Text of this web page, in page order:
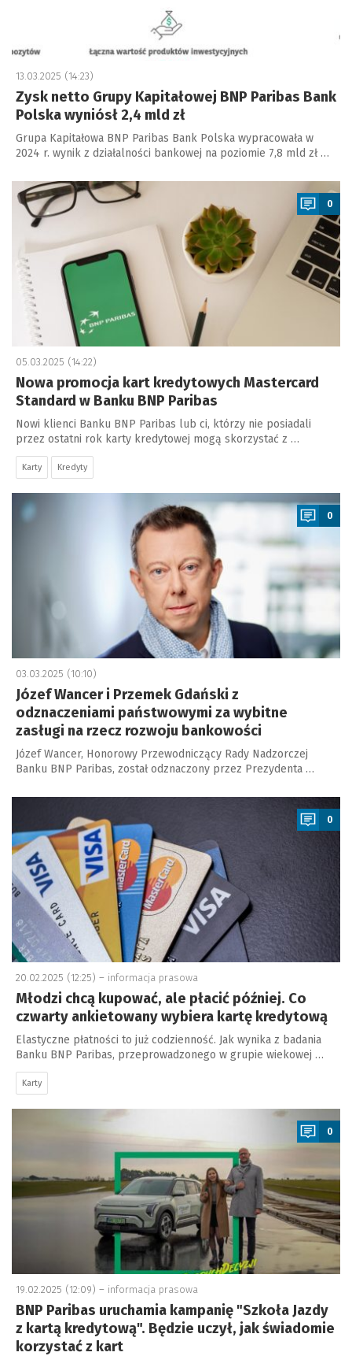
13.03.2025 (14:23)
Zysk netto Grupy Kapitałowej BNP Paribas Bank
Polska wyniósł 2,4 mld zł
Grupa Kapitałowa BNP Paribas Bank Polska wypracowała w
2024 r. wynik z działalności bankowej na poziomie 7,8 mld zł …
a
0
05.03.2025 (14:22)
Nowa promocja kart kredytowych Mastercard
Standard w Banku BNP Paribas
Nowi klienci Banku BNP Paribas lub ci, którzy nie posiadali
przez ostatni rok karty kredytowej mogą skorzystać z …
Karty Kredyty
a
0
03.03.2025 (10:10)
Józef Wancer i Przemek Gdański z
odznaczeniami państwowymi za wybitne
zasługi na rzecz rozwoju bankowości
Józef Wancer, Honorowy Przewodniczący Rady Nadzorczej
Banku BNP Paribas, został odznaczony przez Prezydenta …
a
0
20.02.2025 (12:25) – informacja prasowa
Młodzi chcą kupować, ale płacić później. Co
czwarty ankietowany wybiera kartę kredytową
Elastyczne płatności to już codzienność. Jak wynika z badania
Banku BNP Paribas, przeprowadzonego w grupie wiekowej …
Karty
a
0
19.02.2025 (12:09) – informacja prasowa
BNP Paribas uruchamia kampanię "Szkoła Jazdy
z kartą kredytową". Będzie uczył, jak świadomie
korzystać z kart